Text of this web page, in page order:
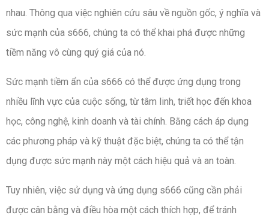
nhau. Thông qua việc nghiên cứu sâu về nguồn gốc, ý nghĩa và
sức mạnh của s666, chúng ta có thể khai phá được những
tiềm năng vô cùng quý giá của nó.
Sức mạnh tiềm ẩn của s666 có thể được ứng dụng trong
nhiều lĩnh vực của cuộc sống, từ tâm linh, triết học đến khoa
học, công nghệ, kinh doanh và tài chính. Bằng cách áp dụng
các phương pháp và kỹ thuật đặc biệt, chúng ta có thể tận
dụng được sức mạnh này một cách hiệu quả và an toàn.
Tuy nhiên, việc sử dụng và ứng dụng s666 cũng cần phải
được cân bằng và điều hòa một cách thích hợp, để tránh